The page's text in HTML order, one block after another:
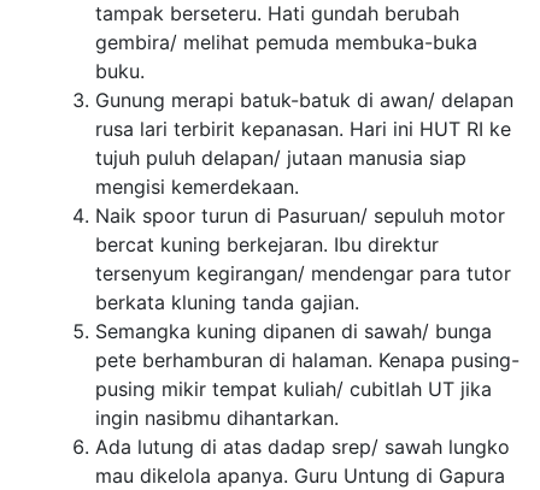
tampak berseteru. Hati gundah berubah
gembira/ melihat pemuda membuka-buka
buku.
Gunung merapi batuk-batuk di awan/ delapan
rusa lari terbirit kepanasan. Hari ini HUT RI ke
tujuh puluh delapan/ jutaan manusia siap
mengisi kemerdekaan.
Naik spoor turun di Pasuruan/ sepuluh motor
bercat kuning berkejaran. Ibu direktur
tersenyum kegirangan/ mendengar para tutor
berkata kluning tanda gajian.
Semangka kuning dipanen di sawah/ bunga
pete berhamburan di halaman. Kenapa pusing-
pusing mikir tempat kuliah/ cubitlah UT jika
ingin nasibmu dihantarkan.
Ada lutung di atas dadap srep/ sawah lungko
mau dikelola apanya. Guru Untung di Gapura